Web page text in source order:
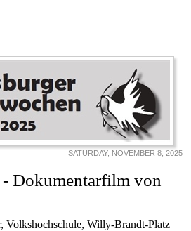
SATURDAY, NOVEMBER 8, 2025
- Dokumentarfilm von
Volkshochschule, Willy-Brandt-Platz